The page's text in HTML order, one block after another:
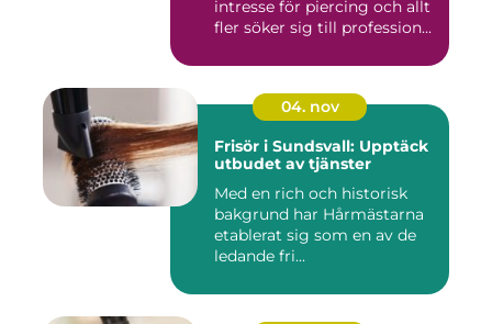
intresse för piercing och allt
fler söker sig till profession...
04. nov
Frisör i Sundsvall: Upptäck
utbudet av tjänster
Med en rich och historisk
bakgrund har Hårmästarna
etablerat sig som en av de
ledande fri...